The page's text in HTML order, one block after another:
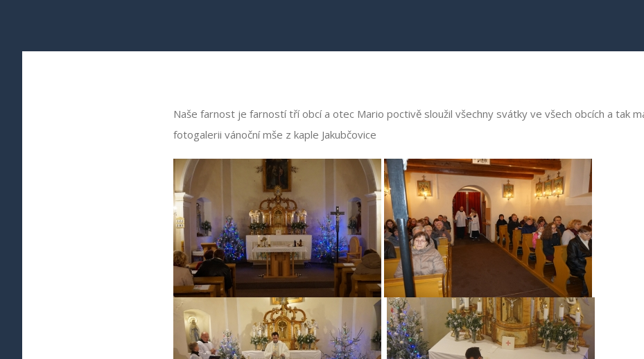
Naše farnost je farností tří obcí a otec Mario poctivě sloužil všechny svátky ve všech obcích a tak
fotogalerii vánoční mše z kaple Jakubčovice